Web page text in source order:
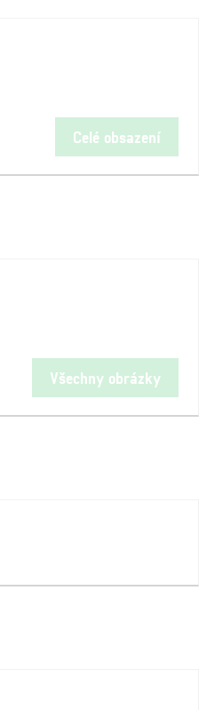
Celé obsazení
Všechny obrázky